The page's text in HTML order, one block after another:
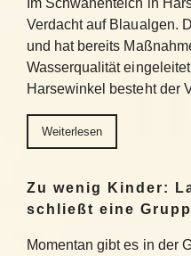
Im Schwanenteich in
Verdacht auf Blaualgen.
und hat bereits
Wasserqualität
Harsewinkel besteht der
Weiterlesen
Zu wenig Kinder:
schließt eine
Momentan gibt es in der